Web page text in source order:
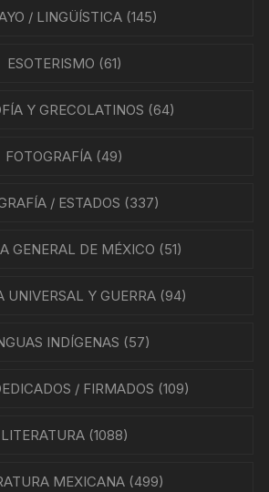
/ LINGÜÍSTICA(145)
ESOTERISMO (61)
Y GRECOLATINOS (64)
FOTOGRAFÍA (49)
/ ESTADOS (337)
GENERAL DE MÉXICO (51)
UNIVERSAL Y GUERRA (94)
INDÍGENAS (57)
/ FIRMADOS (109)
LITERATURA(1088)
MEXICANA(499)